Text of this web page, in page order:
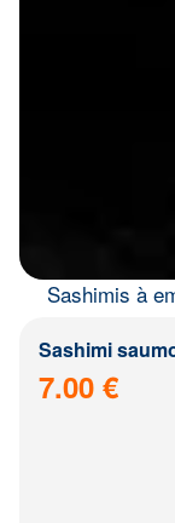
Sashimis à
Sashimi
7.00 €